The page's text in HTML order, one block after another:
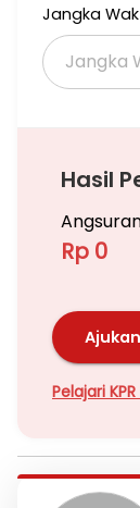
Jangka
Hasil
Rp 0
Ajukan
Pelajari